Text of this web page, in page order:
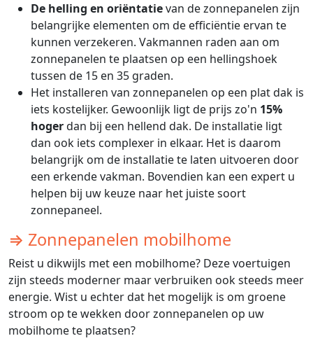
De helling en oriëntatievan de zonnepanelen zijn
belangrijke elementen om de efficiëntie ervan te
kunnen verzekeren. Vakmannen raden aan om
zonnepanelen te plaatsen op een hellingshoek
tussen de 15 en 35 graden.
Het installeren van zonnepanelen op een plat dak is
iets kostelijker. Gewoonlijk ligt de prijs zo'n 15%
hogerdan bij een hellend dak. De installatie ligt
dan ook iets complexer in elkaar. Het is daarom
belangrijk om de installatie te laten uitvoeren door
een erkende vakman. Bovendien kan een expert u
helpen bij uw keuze naar het juiste soort
zonnepaneel.
⇒ Zonnepanelen mobilhome
Reist u dikwijls met een mobilhome? Deze voertuigen
zijn steeds moderner maar verbruiken ook steeds meer
energie. Wist u echter dat het mogelijk is om groene
stroom op te wekken door zonnepanelen op uw
mobilhome te plaatsen?